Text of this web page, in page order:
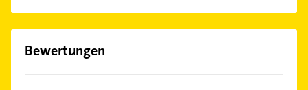
Bewertungen